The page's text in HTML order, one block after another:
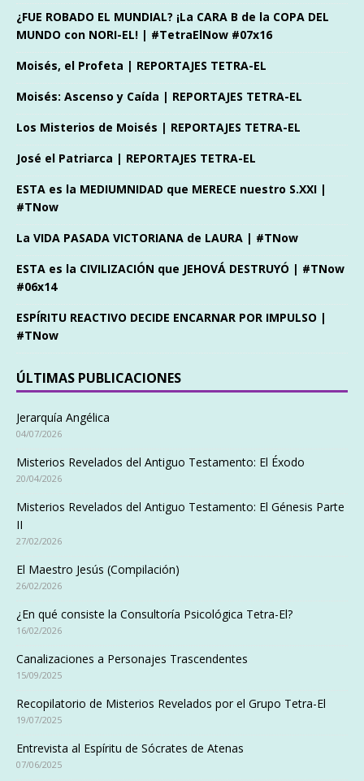
¿FUE ROBADO EL MUNDIAL? ¡La CARA B de la COPA DEL
MUNDO con NORI-EL! | #TetraElNow #07x16
Moisés, el Profeta | REPORTAJES TETRA-EL
Moisés: Ascenso y Caída | REPORTAJES TETRA-EL
Los Misterios de Moisés | REPORTAJES TETRA-EL
José el Patriarca | REPORTAJES TETRA-EL
ESTA es la MEDIUMNIDAD que MERECE nuestro S.XXI |
#TNow
La VIDA PASADA VICTORIANA de LAURA | #TNow
ESTA es la CIVILIZACIÓN que JEHOVÁ DESTRUYÓ | #TNow
#06x14
ESPÍRITU REACTIVO DECIDE ENCARNAR POR IMPULSO |
#TNow
ÚLTIMAS PUBLICACIONES
Jerarquía Angélica
04/07/2026
Misterios Revelados del Antiguo Testamento: El Éxodo
20/04/2026
Misterios Revelados del Antiguo Testamento: El Génesis Parte
II
27/02/2026
El Maestro Jesús (Compilación)
26/02/2026
¿En qué consiste la Consultoría Psicológica Tetra-El?
16/02/2026
Canalizaciones a Personajes Trascendentes
15/09/2025
Recopilatorio de Misterios Revelados por el Grupo Tetra-El
19/07/2025
Entrevista al Espíritu de Sócrates de Atenas
07/06/2025